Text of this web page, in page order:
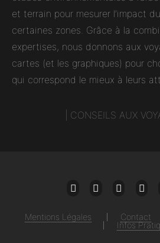
et terrain pour mesurer l’impact
certaines zones. Grâce à la
expertises, nous donnons aux
cartes (et les graphiques) pour
qui correspond le mieux à leurs
CONSEILS AUX
Mentions Légales
Contact
Infos